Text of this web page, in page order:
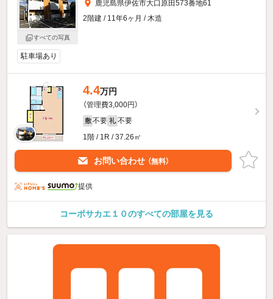
すべての写真
鹿児島県伊佐市大口原田573番地61
2階建 / 11年6ヶ月 / 木造
駐車場あり
4.4万円
（管理費3,000円）
敷 不要 礼 不要
1階 / 1R / 37.26㎡
お問い合わせ （無料）
提供
コーポサカエ１０のすべての部屋を見る